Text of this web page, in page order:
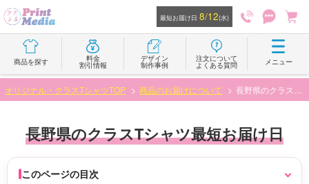
最短お届け日 8/12(水)
商品を探す 料金
割引情報
デザイン
制作事例
注文について
よくある質問 メニュー
オリジナル・クラスTシャツTOP 商品のお届けについて
長野県のクラスTシャツ最短お届け日
このページの目次